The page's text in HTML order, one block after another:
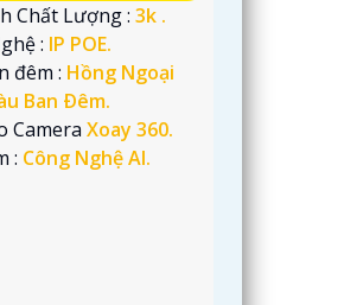
Chất Lượng :3k .
: IP POE.
đêm : Hồng Ngoại
Ban Ðêm.
CameraXoay 360.
: Công Nghệ AI.